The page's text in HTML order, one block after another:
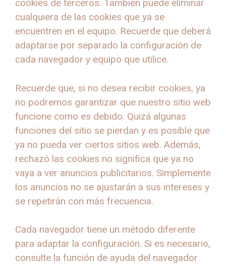
cookies de terceros. También puede eliminar
cualquiera de las cookies que ya se
encuentren en el equipo. Recuerde que deberá
adaptarse por separado la configuración de
cada navegador y equipo que utilice.
Recuerde que, si no desea recibir cookies, ya
no podremos garantizar que nuestro sitio web
funcione como es debido. Quizá algunas
funciones del sitio se pierdan y es posible que
ya no pueda ver ciertos sitios web. Además,
rechazó las cookies no significa que ya no
vaya a ver anuncios publicitarios. Simplemente
los anuncios no se ajustarán a sus intereses y
se repetirán con más frecuencia.
Cada navegador tiene un método diferente
para adaptar la configuración. Si es necesario,
consulte la función de ayuda del navegador